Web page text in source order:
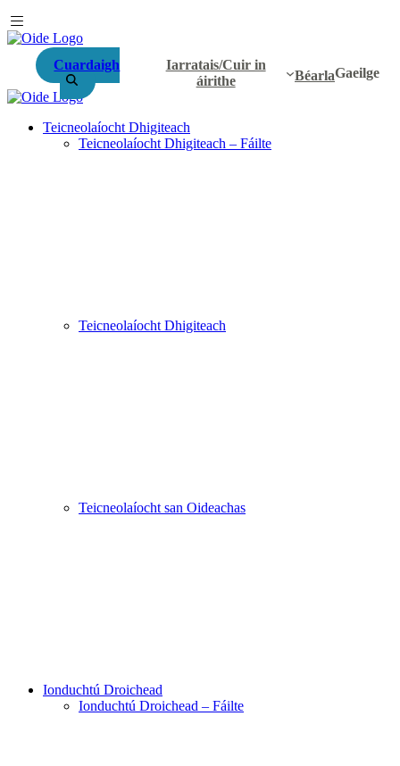
Cuardaigh
Iarratais/Cuir in
áirithe
BéarlaGaeilge
Teicneolaíocht Dhigiteach
Teicneolaíocht Dhigiteach – Fáilte
Teicneolaíocht Dhigiteach
Teicneolaíocht san Oideachas
Ionduchtú Droichead
Ionduchtú Droichead – Fáilte